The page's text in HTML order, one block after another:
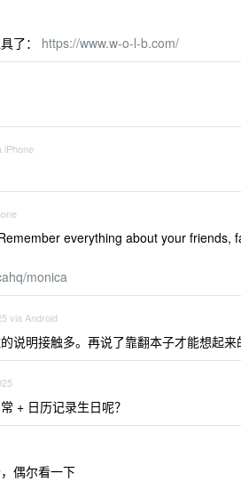
了： https://www.w-o-l-b.com/
iPhone
everything about your friends,
monica
via Android
说明接触多。再说了靠翻本子才能想起来
+ 日历记录生日呢？
偶尔看一下